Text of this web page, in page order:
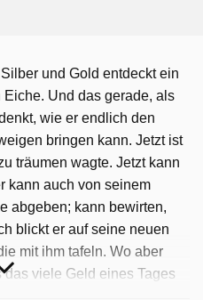
und Gold entdeckt ein
Und das gerade, als
wie er endlich den
bringen kann. Jetzt ist
träumen wagte. Jetzt kann
kann auch von seinem
abgeben; kann bewirten,
blickt er auf seine neuen
mit ihm tafeln. Wo aber
viele Geld eines Tages